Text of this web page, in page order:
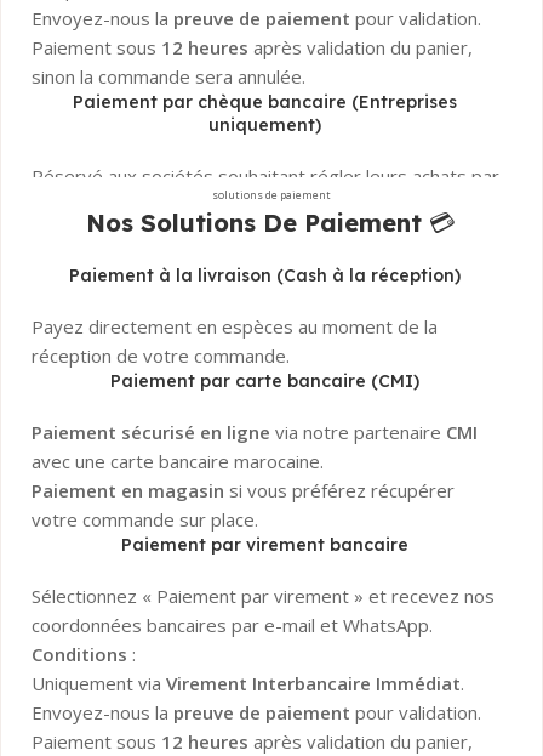
Envoyez-nous la preuve de paiement pour validation.
Paiement sous 12 heures après validation du panier,
sinon la commande sera annulée.
Paiement par chèque bancaire (Entreprises
uniquement)
Réservé aux sociétés souhaitant régler leurs achats par
chèque bancaire certifié.
La commande sera confirmée uniquement après
encaissement et validation
du chèque par notre
Besoin d’aide ?Notre service client est disponible pour
répondre à toutes vos questions sur les paiements !
solutions de paiement
Nos Solutions De Paiement 💳
Paiement à la livraison (Cash à la réception)
Payez directement en espèces au moment de la
réception de votre commande.
Paiement par carte bancaire (CMI)
Paiement sécurisé en ligne via notre partenaire CMI
avec une carte bancaire marocaine.
Paiement en magasin si vous préférez récupérer
votre commande sur place.
Paiement par virement bancaire
Sélectionnez « Paiement par virement » et recevez nos
coordonnées bancaires par e-mail et WhatsApp.
Conditions :
Uniquement via Virement Interbancaire Immédiat.
Envoyez-nous la preuve de paiement pour validation.
Paiement sous 12 heures après validation du panier,